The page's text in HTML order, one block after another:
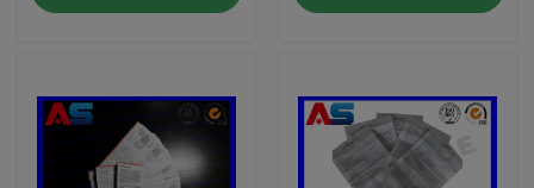
Ürünler
Hakkımızda